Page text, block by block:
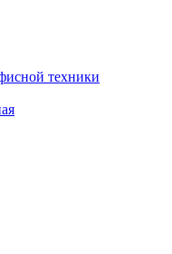
техники